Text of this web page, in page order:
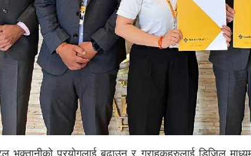
भुक्तानीको प्रयोगलाई बढाउन र ग्राहकहरुलाई डिजिल